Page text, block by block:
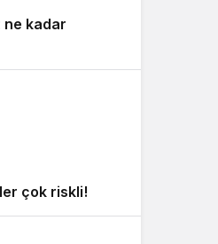
kadar
çok riskli!